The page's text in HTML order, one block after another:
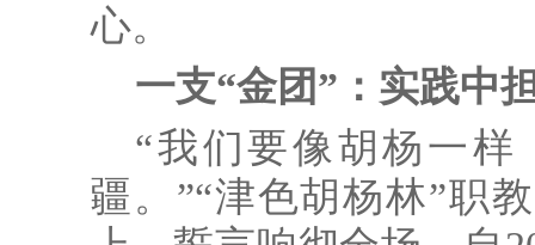
心。
一支“金团”：实践中
“我们要像胡杨一样
疆。”“津色胡杨林”职